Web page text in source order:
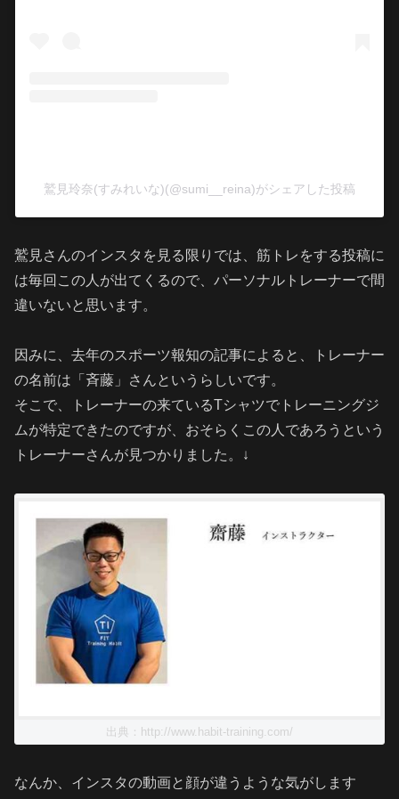
鷲見玲奈(すみれいな)(@sumi__reina)がシェアした投稿
鷲見さんのインスタを見る限りでは、筋トレをする投稿に
は毎回この人が出てくるので、パーソナルトレーナーで間
違いないと思います。
因みに、去年のスポーツ報知の記事によると、トレーナー
の名前は「斉藤」さんというらしいです。
そこで、トレーナーの来ているTシャツでトレーニングジ
ムが特定できたのですが、おそらくこの人であろうという
トレーナーさんが見つかりました。↓
出典：http://www.habit-training.com/
なんか、インスタの動画と顔が違うような気がします